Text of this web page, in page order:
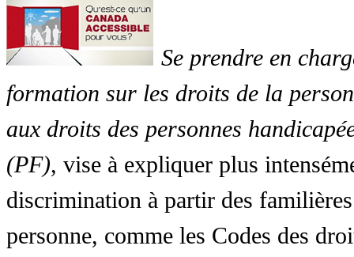
Se prendre en
formation sur les droits de la
aux droits des personnes
(PF), vise à expliquer plus
discrimination à partir des
personne, comme les Codes des